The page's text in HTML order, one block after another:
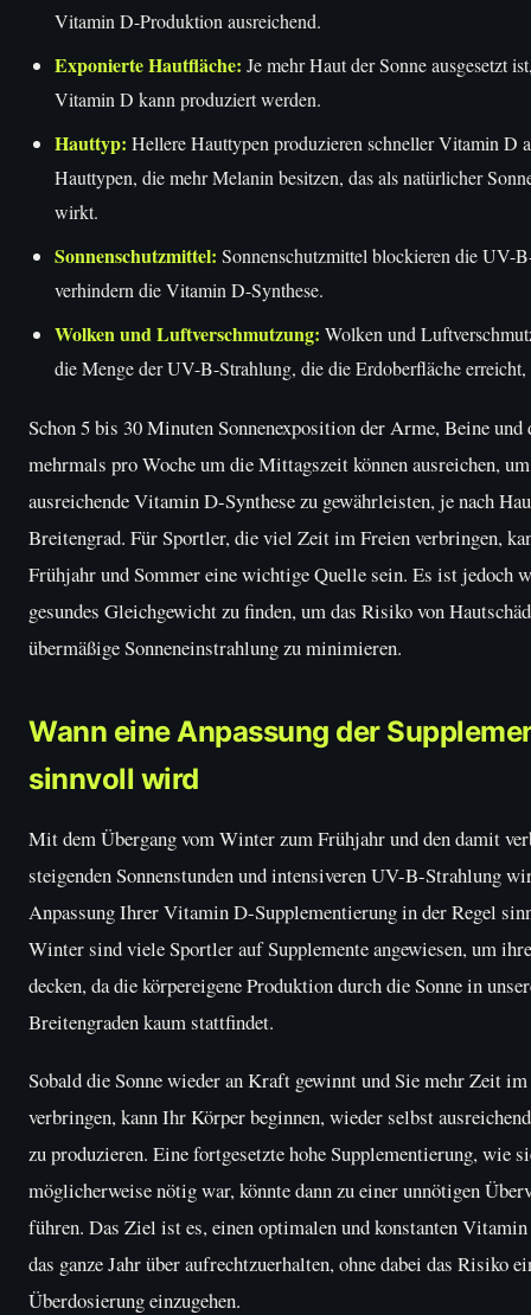
Vitamin D-Produktion ausreichend.
Exponierte Hautfläche: Je mehr Haut der Sonne ausgesetzt
Vitamin D kann produziert werden.
Hauttyp: Hellere Hauttypen produzieren schneller Vitamin D
Hauttypen, die mehr Melanin besitzen, das als natürlicher
wirkt.
Sonnenschutzmittel: Sonnenschutzmittel blockieren die UV-
verhindern die Vitamin D-Synthese.
Wolken und Luftverschmutzung: Wolken und
die Menge der UV-B-Strahlung, die die Erdoberfläche erreicht,
Schon 5 bis 30 Minuten Sonnenexposition der Arme, Beine und
mehrmals pro Woche um die Mittagszeit können ausreichen,
ausreichende Vitamin D-Synthese zu gewährleisten, je nach
Breitengrad. Für Sportler, die viel Zeit im Freien verbringen,
Frühjahr und Sommer eine wichtige Quelle sein. Es ist jedoch
gesundes Gleichgewicht zu finden, um das Risiko von
übermäßige Sonneneinstrahlung zu minimieren.
Wann eine Anpassung der
sinnvoll wird
Mit dem Übergang vom Winter zum Frühjahr und den damit
steigenden Sonnenstunden und intensiveren UV-B-Strahlung
Anpassung Ihrer Vitamin D-Supplementierung in der Regel
Winter sind viele Sportler auf Supplemente angewiesen, um
decken, da die körpereigene Produktion durch die Sonne in
Breitengraden kaum stattfindet.
Sobald die Sonne wieder an Kraft gewinnt und Sie mehr Zeit
verbringen, kann Ihr Körper beginnen, wieder selbst
zu produzieren. Eine fortgesetzte hohe Supplementierung, wie
möglicherweise nötig war, könnte dann zu einer unnötigen
führen. Das Ziel ist es, einen optimalen und konstanten
das ganze Jahr über aufrechtzuerhalten, ohne dabei das Risiko
Überdosierung einzugehen.